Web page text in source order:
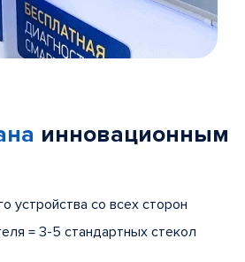
инновационным
устройства со всех сторон
= 3-5 стандартных стекол